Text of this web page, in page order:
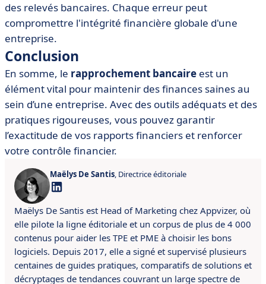
des relevés bancaires. Chaque erreur peut
compromettre l'intégrité financière globale d'une
entreprise.
Conclusion
En somme, le rapprochement bancaire est un
élément vital pour maintenir des finances saines au
sein d’une entreprise. Avec des outils adéquats et des
pratiques rigoureuses, vous pouvez garantir
l’exactitude de vos rapports financiers et renforcer
votre contrôle financier.
Maëlys De Santis, Directrice éditoriale
Maëlys De Santis est Head of Marketing chez Appvizer, où
elle pilote la ligne éditoriale et un corpus de plus de 4 000
contenus pour aider les TPE et PME à choisir les bons
logiciels. Depuis 2017, elle a signé et supervisé plusieurs
centaines de guides pratiques, comparatifs de solutions et
décryptages de tendances couvrant un large spectre de